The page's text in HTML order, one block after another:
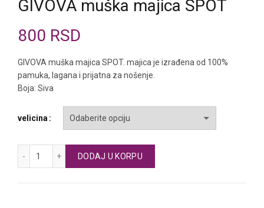
GIVOVA muška majica SPOT
800 RSD
GIVOVA muška majica SPOT. majica je izrađena od 100%
pamuka, lagana i prijatna za nošenje.
Boja: Siva
velicina
DODAJ U KORPU